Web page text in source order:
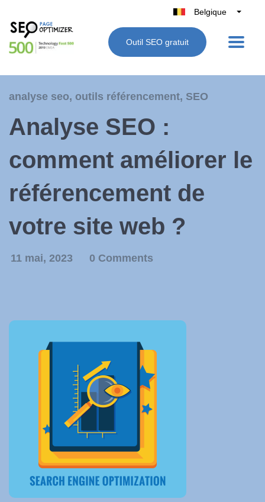
Belgique
België
Nederland
Outil SEO gratuit
analyse seo, outils référencement, SEO
Analyse SEO :
comment améliorer le
référencement de
votre site web ?
11 mai, 2023 0 Comments